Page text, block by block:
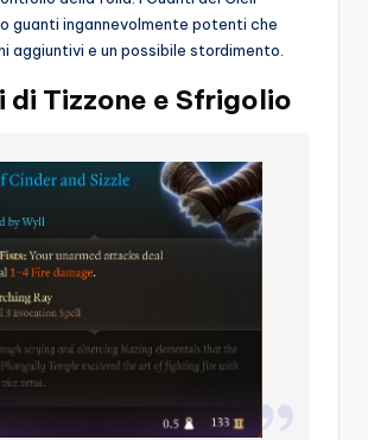
guanti ingannevolmente potenti che
aggiuntivi e un possibile stordimento.
di Tizzone e Sfrigolio